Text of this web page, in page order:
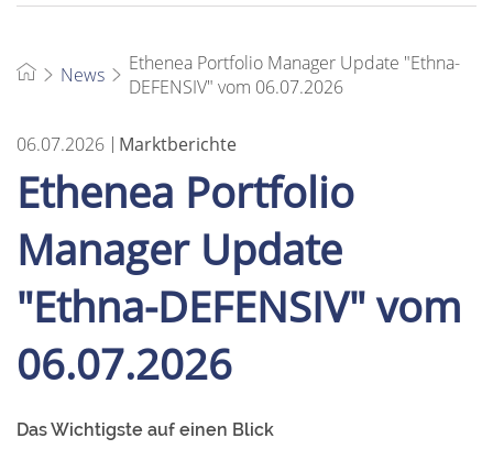
News
Ethenea Portfolio Manager Update "Ethna-
DEFENSIV" vom 06.07.2026
06.07.2026 Marktberichte
Ethenea Portfolio
Manager Update
"Ethna-DEFENSIV" vom
06.07.2026
Das Wichtigste auf einen Blick